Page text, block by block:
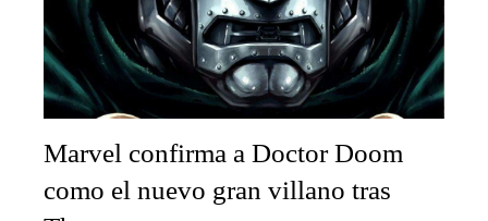
Marvel confirma a Doctor Doom
como el nuevo gran villano tras